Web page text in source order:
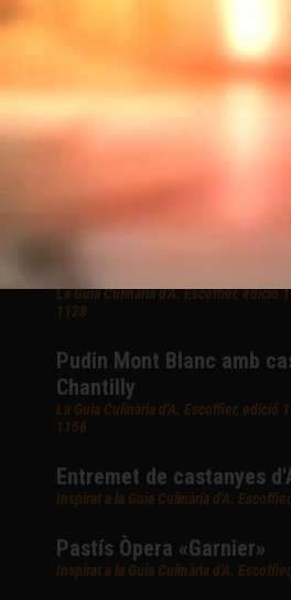
Savarin bouchon
La Guia Culinària d'A. Escoffier, edició
1066
Menjar blanc amb llet de
La Guia Culinària d'A. Escoffier, edició
1128
Pudin Mont Blanc amb
Chantilly
La Guia Culinària d'A. Escoffier, edició
1156
Entremet de castanyes
Inspirat a la Guia Culinària d'A.
Pastís Òpera «Garnier»
Inspirat a la Guia Culinària d'A.